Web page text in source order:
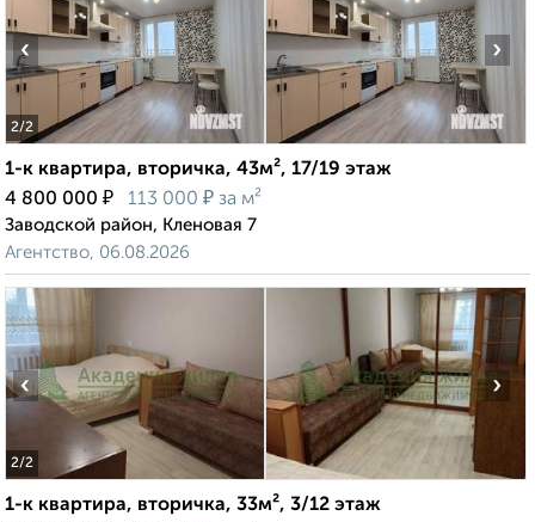
2/2
‹ ›
1-к квартира, вторичка, 43м², 17/19 этаж
4 800 000 ₽ 113 000 ₽ за м²
Заводской район, Кленовая 7
Агентство, 06.08.2026
2/2
‹ ›
1-к квартира, вторичка, 33м², 3/12 этаж